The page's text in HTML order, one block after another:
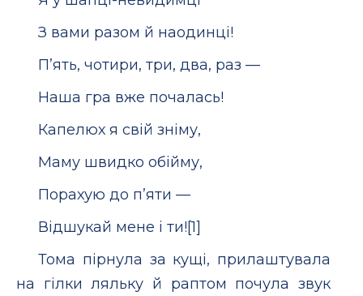
З вами разом й наодинці!
П’ять, чотири, три, два, раз —
Наша гра вже почалась!
Капелюх я свій зніму,
Маму швидко обійму,
Порахую до п’яти —
Відшукай мене і ти![1]
Тома пірнула за кущі, прилаштувала
на гілки ляльку й раптом почула звук